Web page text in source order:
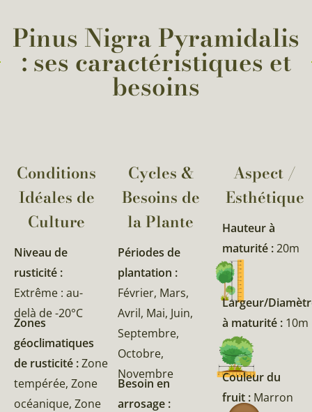
Pinus Nigra Pyramidalis
: ses caractéristiques et
besoins
Conditions
Idéales de
Culture
Niveau de
rusticité :
Extrême : au-
delà de -20°C
Zones
géoclimatiques
de rusticité :Zone
tempérée, Zone
océanique, Zone
Cycles &
Besoins de
la Plante​
Périodes de
plantation :
Février, Mars,
Avril, Mai, Juin,
Septembre,
Octobre,
Novembre
Besoin en
arrosage :
Aspect /
Esthétique
Hauteur à
maturité :20m
Largeur/
à maturité : 10m
Couleur du
fruit : Marron